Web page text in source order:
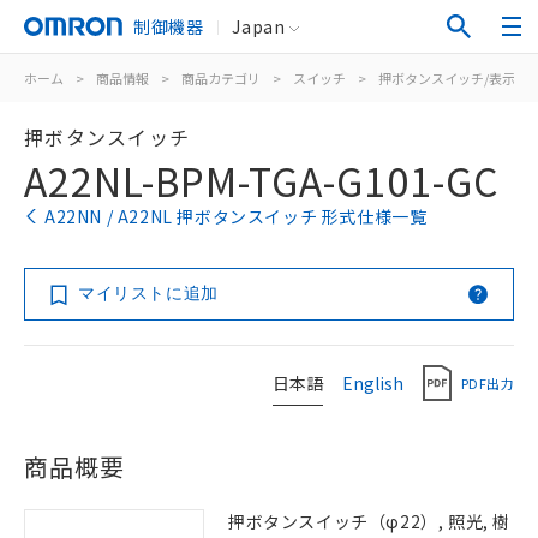
制御機器 Japan
ホーム > 商品情報 > 商品カテゴリ > スイッチ > 押ボタンスイッチ/表示灯
押ボタンスイッチ
A22NL-BPM-TGA-G101-GC
A22NN / A22NL 押ボタンスイッチ 形式仕様一覧
マイリストに追加
日本語 English PDF出力
商品概要
押ボタンスイッチ（φ22）, 照光, 樹